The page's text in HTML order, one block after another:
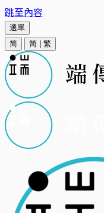
跳至內容
選單
简
简 繁